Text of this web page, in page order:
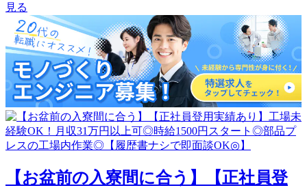
見る
【お盆前の入寮間に合う】【正社員登